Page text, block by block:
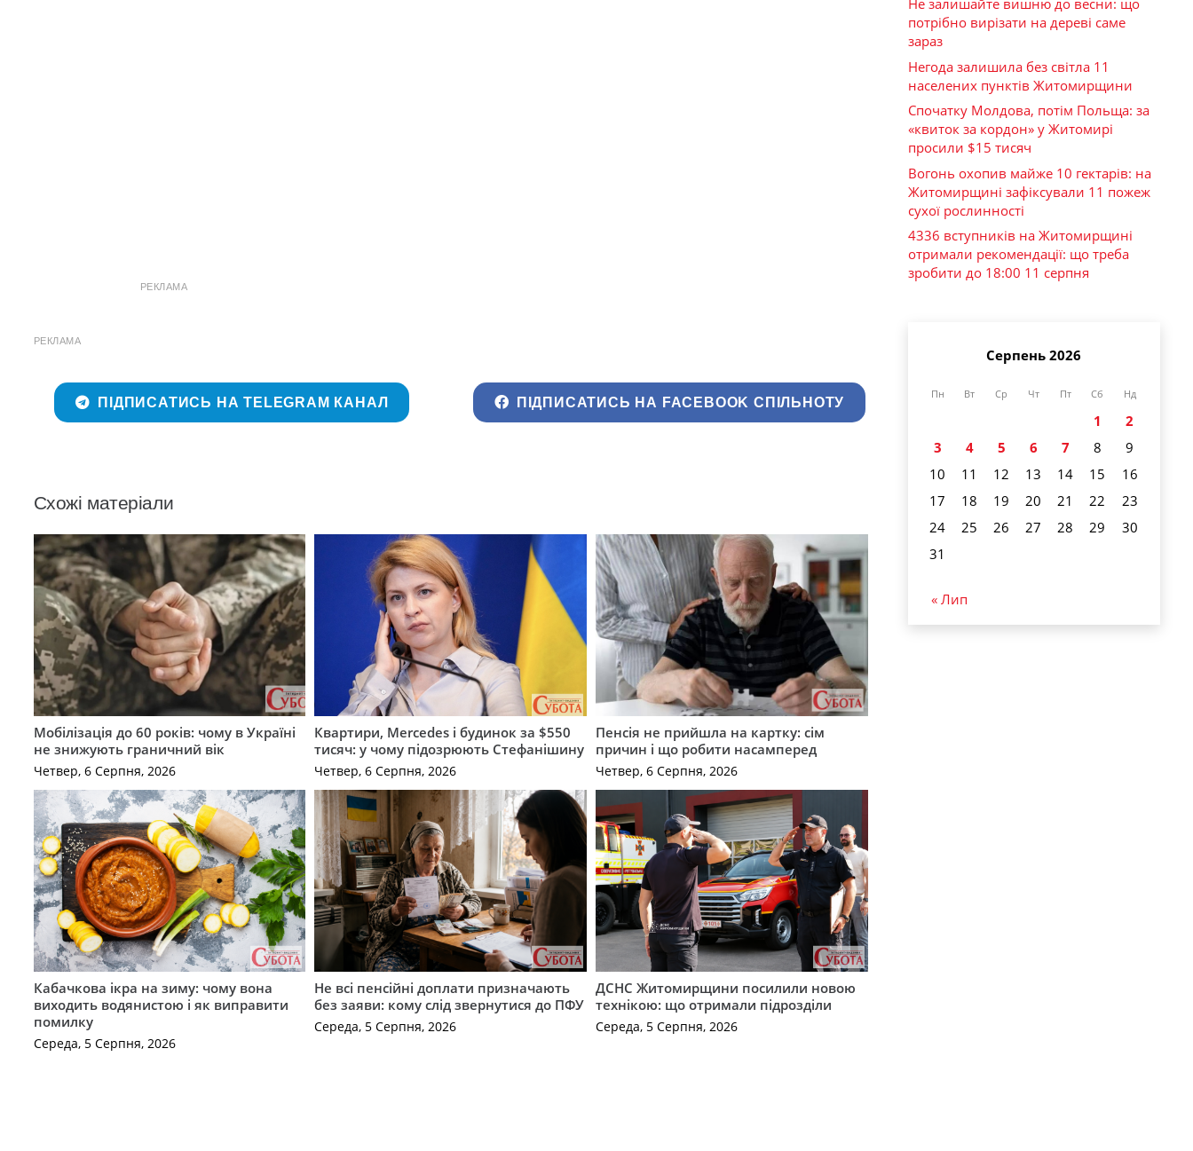
РЕКЛАМА
РЕКЛАМА
ПІДПИСАТИСЬ НА TELEGRAM КАНАЛ ПІДПИСАТИСЬ НА FACEBOOK СПІЛЬНОТУ
Схожі матеріали
Мобілізація до 60 років: чому в Україні
не знижують граничний вік
Четвер, 6 Серпня, 2026
Квартири, Mercedes і будинок за $550
тисяч: у чому підозрюють Стефанішину
Четвер, 6 Серпня, 2026
Пенсія не прийшла на картку: сім
причин і що робити насамперед
Четвер, 6 Серпня, 2026
Кабачкова ікра на зиму: чому вона
виходить водянистою і як виправити
помилку
Середа, 5 Серпня, 2026
Не всі пенсійні доплати призначають
без заяви: кому слід звернутися до ПФУ
Середа, 5 Серпня, 2026
ДСНС Житомирщини посилили новою
технікою: що отримали підрозділи
Середа, 5 Серпня, 2026
Не залишайте вишню до весни: що
потрібно вирізати на дереві саме
зараз
Негода залишила без світла 11
населених пунктів Житомирщини
Спочатку Молдова, потім Польща: за
«квиток за кордон» у Житомирі
просили $15 тисяч
Вогонь охопив майже 10 гектарів: на
Житомирщині зафіксували 11 пожеж
сухої рослинності
4336 вступників на Житомирщині
отримали рекомендації: що треба
зробити до 18:00 11 серпня
Серпень 2026
Пн Вт Ср Чт Пт Сб Нд
1
2
3
4 5 6 7 8
9
10
11 12 13 14 15
16
17
18 19 20 21 22
23
24
25 26 27 28 29
30
31
« Лип